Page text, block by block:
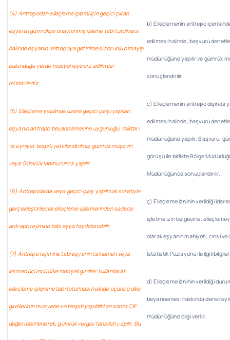
(4) Antrepodan elleçleme işlemi için geçici çıkan
eşyanın gümrükçe onaylanmış işleme tabi tutulması
halinde eşyanın antrepoya getirilmesi zorunlu olmayıp
bulunduğu yerde muayeneye arz edilmesi
mümkündür.
(5) Elleçleme yapılmak üzere geçici çıkışı yapılan
eşyanın antrepo beyannamesine uygunluğu, miktarı
ve ayniyat tespiti yetkilendirilmiş gümrük müşaviri
veya Gümrük Memurunca yapılır.
(6) Antrepolarda veya geçici çıkış yapılmak suretiyle
gerçekleştirilecek elleçleme işlemlerinden sadece
antrepo rejimine tabi eşya faydalanabilir
(7) Antrepo rejimine tabi eşyanın tamamen veya
kısmen üçüncü ülke menşeli girdiler kullanılarak
elleçleme işlemine tabi tutulması halinde üçüncü ülke
girdilerinin muayene ve tespiti yapıldıktan sonra CIF
değeri belirlenerek, gümrük vergisi tahsilatı yapılır. Bu
b) Elleçlemenin antrepo
edilmesi halinde, başvuru
müdürlüğüne yapılır ve gümrük
sonuçlandırılır.
c) Elleçlemenin antrepo dışında
edilmesi halinde, başvuru
müdürlüğüne yapılır. Başvuru,
görüşü ile birlikte Bölge
Müdürlüğünce sonuçlandırılır.
ç) Elleçleme izninin verildiği
işletme izin belgesine;
olarak eşyanın mahiyeti, cinsi ve
İstatistik Pozisyonu ile ilgili
d) Elleçleme izninin verildiği
beyannamesi hakkında
müdürlüğüne bilgi verilir.